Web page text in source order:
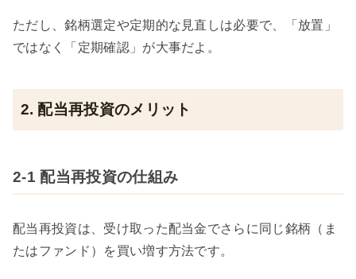
ただし、銘柄選定や定期的な見直しは必要で、「放置」
ではなく「定期確認」が大事だよ。
2. 配当再投資のメリット
2-1 配当再投資の仕組み
配当再投資は、受け取った配当金でさらに同じ銘柄（ま
たはファンド）を買い増す方法です。